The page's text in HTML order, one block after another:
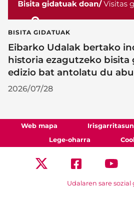
BISITA GIDATUAK
Eibarko Udalak bertako
historia ezagutzeko bisita
edizio bat antolatu du
2026/07/28
Web mapa
Lege-oharra
Udalaren sare sozial